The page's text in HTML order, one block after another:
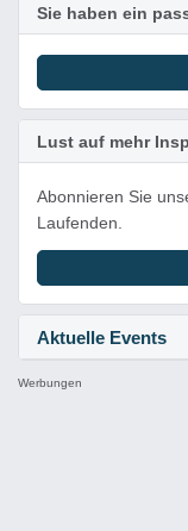
Aktuelle Events
Sie haben ein
Lust auf mehr
Abonnieren Sie
Laufenden.
Werbungen